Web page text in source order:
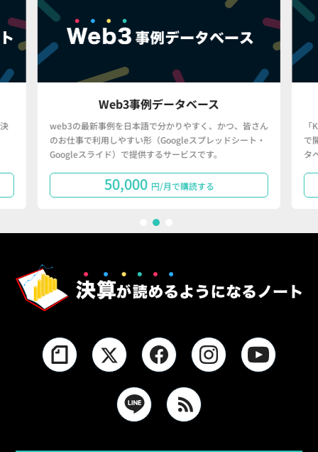
Web3事例データベース
web3の最新事例を日本語で分かりやすく、かつ、皆さん
のお仕事で利用しやすい形（Googleスプレッドシート・
Googleスライド）で提供するサービスです。
50,000 円/月で購読する
で
タ